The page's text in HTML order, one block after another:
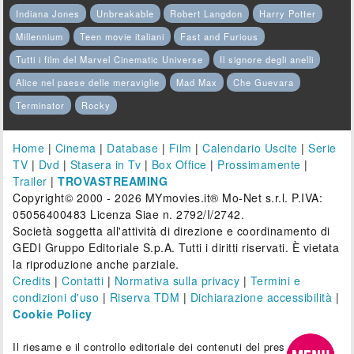
Indiana Jones Unbreakable Robert Langdon
Harry Potter
Millennium
Teen movie italiani
Fast and Furious
Tutti i film del Marvel Cinematic Universe
Il signore degli anelli
Alice nel paese delle meraviglie
Mad Max
Che Guevara
Terminator
Rocky
Home | Cinema | Database | Film |Calendario Uscite |Serie
TV | Dvd | Stasera in Tv | Box Office | Prossimamente |
Trailer |TROVASTREAMING
Copyright© 2000 - 2026 MYmovies.it® Mo-Net s.r.l. P.IVA:
05056400483 Licenza Siae n. 2792/I/2742.
Società soggetta all'attività di direzione e coordinamento di
GEDI Gruppo Editoriale S.p.A. Tutti i diritti riservati. È vietata
la riproduzione anche parziale.
Credits |Contatti | Normativa sulla privacy | Termini e
condizioni d'uso | Riserva TDM | Dichiarazione accessibilità |
Cookie Policy
Il riesame e il controllo editoriale dei contenuti del presente sito